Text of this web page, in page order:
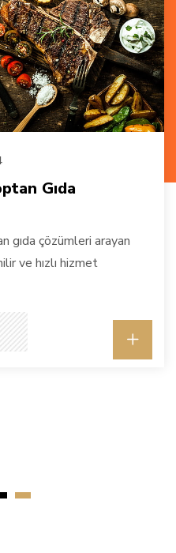
Gıda
gıda çözümleri arayan
ve hızlı hizmet